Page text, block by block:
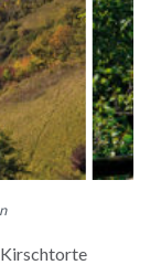
Kirschtorte